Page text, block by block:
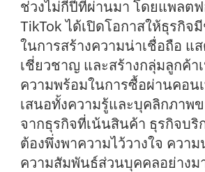
ช่วงไม่กี่ปีที่ผ่านมา โดยแพลตฟ
TikTok ได้เปิดโอกาสให้ธุรกิจ
ในการสร้างความน่าเชื่อถือ แ
เชี่ยวชาญ และสร้างกลุ่มลูกค้า
ความพร้อมในการซื้อผ่านคอน
เสนอทั้งความรู้และบุคลิกภาพ
จากธุรกิจที่เน้นสินค้า ธุรกิจบริ
ต้องพึ่งพาความไว้วางใจ ควา
ความสัมพันธ์ส่วนบุคคลอย่างม